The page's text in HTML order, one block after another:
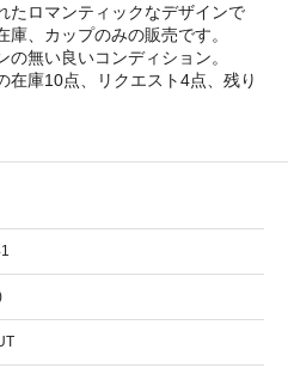
たロマンティックなデザインで
、カップのみの販売です。
無い良いコンディション。
在庫10点、リクエスト4点、残り